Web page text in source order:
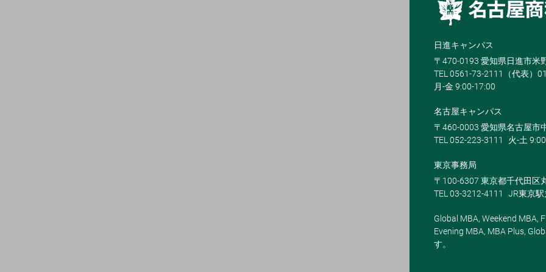
日進キャンパス
〒470-0193 愛知県日進市米
TEL 0561-73-2111（代表）
月-金 9:00-17:00
名古屋キャンパス
〒460-0003 愛知県名古屋市
TEL 052-223-3111
火-土
東京事務局
〒100-6307 東京都千代田区
TEL 03-3212-4111
JR東京
Global MBA, Weekend MBA,
Evening MBA, MBA Plus,
す。